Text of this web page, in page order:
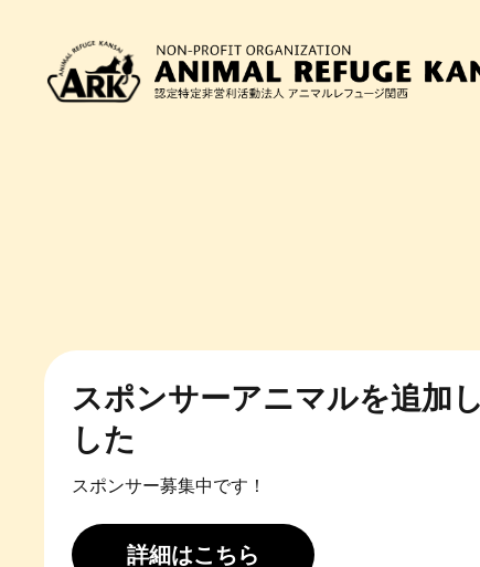
アーカイビングプロジェクト
アーカイビングプロジェクト